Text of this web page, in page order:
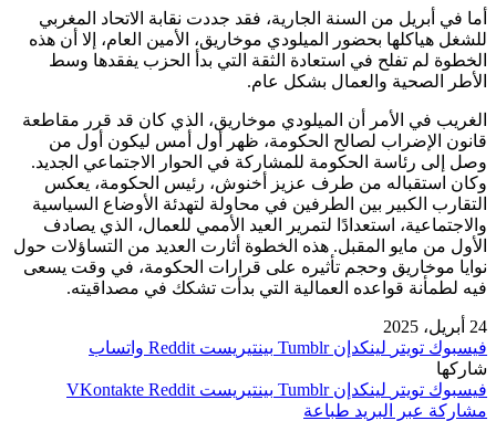
أما في أبريل من السنة الجارية، فقد جددت نقابة الاتحاد المغربي
للشغل هياكلها بحضور الميلودي موخاريق، الأمين العام، إلا أن هذه
الخطوة لم تفلح في استعادة الثقة التي بدأ الحزب يفقدها وسط
الأطر الصحية والعمال بشكل عام.
الغريب في الأمر أن الميلودي موخاريق، الذي كان قد قرر مقاطعة
قانون الإضراب لصالح الحكومة، ظهر أول أمس ليكون أول من
وصل إلى رئاسة الحكومة للمشاركة في الحوار الاجتماعي الجديد.
وكان استقباله من طرف عزيز أخنوش، رئيس الحكومة، يعكس
التقارب الكبير بين الطرفين في محاولة لتهدئة الأوضاع السياسية
والاجتماعية، استعدادًا لتمرير العيد الأممي للعمال، الذي يصادف
الأول من مايو المقبل. هذه الخطوة أثارت العديد من التساؤلات حول
نوايا موخاريق وحجم تأثيره على قرارات الحكومة، في وقت يسعى
فيه لطمأنة قواعده العمالية التي بدأت تشكك في مصداقيته.
24 أبريل، 2025
فيسبوك تويتر لينكدإن بينتيريست
واتساب
شاركها
فيسبوك تويتر لينكدإن بينتيريست
مشاركة عبر البريد طباعة